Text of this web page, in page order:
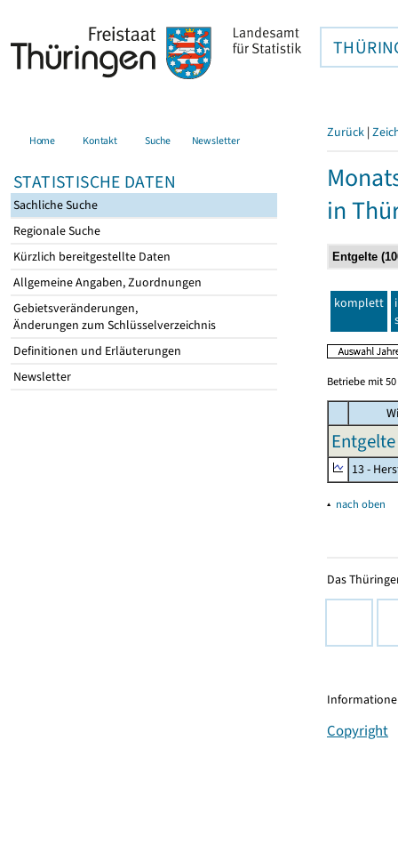
Home Kontakt Suche Newsletter
STATISTISCHE DATEN
Sachliche Suche
Regionale Suche
Kürzlich bereitgestellte Daten
Allgemeine Angaben, Zuordnungen
Gebietsveränderungen,
Änderungen zum Schlüsselverzeichnis
Definitionen und Erläuterungen
Newsletter
Zurück |
in
komplett
Betriebe mit
13 -
▴ nach oben
Das
Copyright